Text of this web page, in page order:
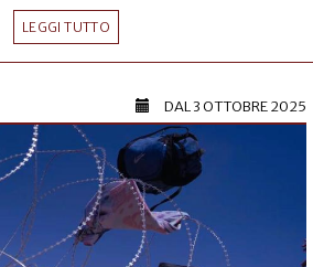
LEGGI TUTTO
DAL3 OTTOBRE 2025